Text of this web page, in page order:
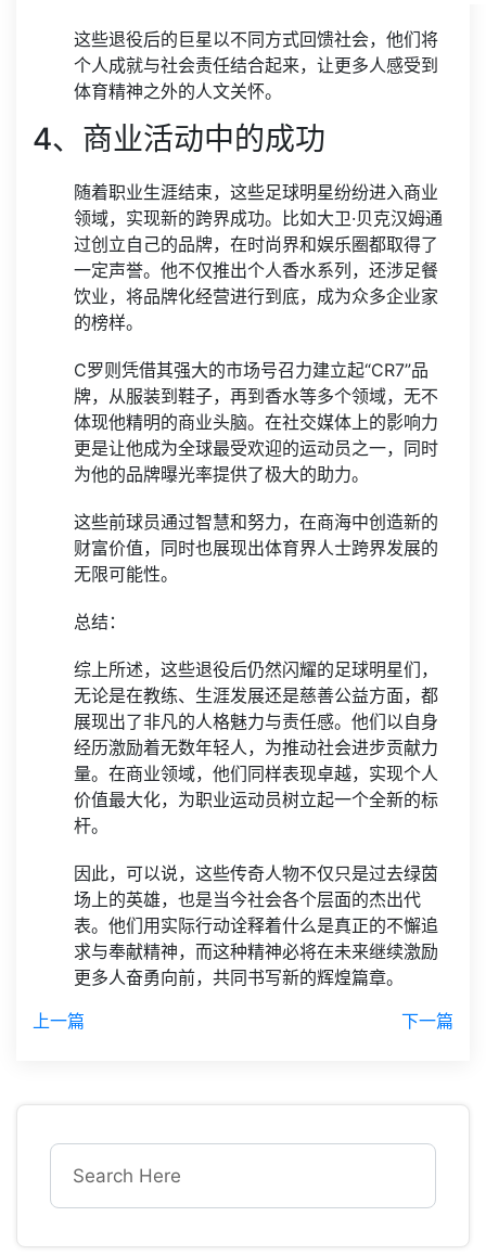
这些退役后的巨星以不同方式回馈社会，他们将
个人成就与社会责任结合起来，让更多人感受到
体育精神之外的人文关怀。
4、商业活动中的成功
随着职业生涯结束，这些足球明星纷纷进入商业
领域，实现新的跨界成功。比如大卫·贝克汉姆通
过创立自己的品牌，在时尚界和娱乐圈都取得了
一定声誉。他不仅推出个人香水系列，还涉足餐
饮业，将品牌化经营进行到底，成为众多企业家
的榜样。
C罗则凭借其强大的市场号召力建立起“CR7”品
牌，从服装到鞋子，再到香水等多个领域，无不
体现他精明的商业头脑。在社交媒体上的影响力
更是让他成为全球最受欢迎的运动员之一，同时
为他的品牌曝光率提供了极大的助力。
这些前球员通过智慧和努力，在商海中创造新的
财富价值，同时也展现出体育界人士跨界发展的
无限可能性。
总结：
综上所述，这些退役后仍然闪耀的足球明星们，
无论是在教练、生涯发展还是慈善公益方面，都
展现出了非凡的人格魅力与责任感。他们以自身
经历激励着无数年轻人，为推动社会进步贡献力
量。在商业领域，他们同样表现卓越，实现个人
价值最大化，为职业运动员树立起一个全新的标
杆。
因此，可以说，这些传奇人物不仅只是过去绿茵
场上的英雄，也是当今社会各个层面的杰出代
表。他们用实际行动诠释着什么是真正的不懈追
求与奉献精神，而这种精神必将在未来继续激励
更多人奋勇向前，共同书写新的辉煌篇章。
上一篇
下一篇